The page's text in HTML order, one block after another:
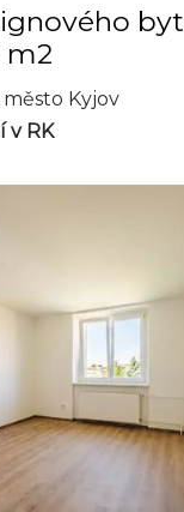
m2
Kyjov
v RK